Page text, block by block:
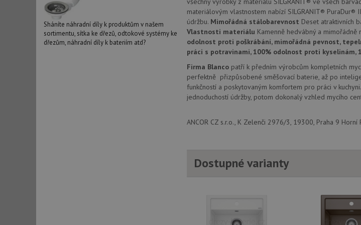
Sháníte náhradní díly k produktům v našem
sortimentu, sítka ke dřezů, odtokové systémy ke
dřezům, náhradní díly k bateriím atd?
materiálovým vlastnostem nabízí SILGRANIT®
údržbu. Mimořádná stálobarevnost Deset atraktivních
Vlastnosti materiálu Kamenně hedvábný a
odolnost proti poškrábání, mimořádná pevnost,
práci s potravinami, 100% odolnost proti kyselinám,
Firma Blanco patří k předním výrobcům kompletních
perfektně přizpůsobené směšovací baterie, až po
funkčností a poskytovaným komfortem pro práci v
jednoduchostí údržby, potom dokonalý vzhled mycího
ANCOR CZ s.r.o., K Zelenči 2976/3, 19300, Praha 9 Horní
Dostupné varianty
_ga_9T91YFLEPX
.drezy-
baterie.cz
1
měsíc
Tento soubor cookie
__Secure-YNID
.youtube.com
6 měsíců
Google LLC
.doubleclick.net
1 rok
Tento
mohl
4 týdny 2
dny
test_cookie
Google LLC
.doubleclick.net
15 minut
Tento
.youtube.com
prohlížeče
nebo